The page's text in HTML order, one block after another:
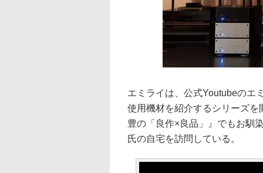
エミライは、公式Youtubeのエ
使用機材を紹介するシリーズ
豊の「良作×良品」』でもお馴
氏の自宅を訪問している。